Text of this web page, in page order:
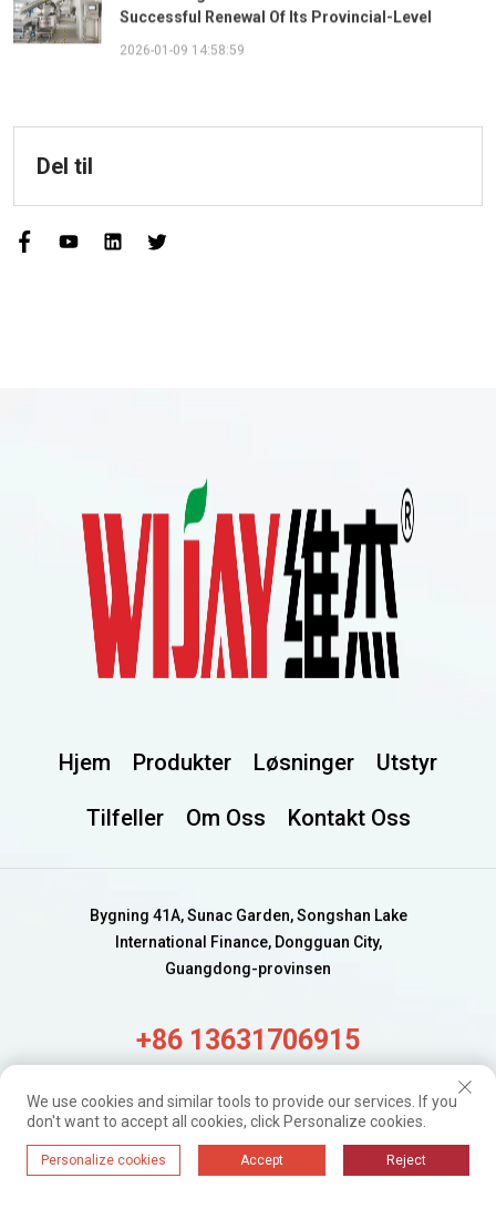
Successful Renewal Of Its Provincial-Level
Innovative" Enterprise Qualification!
2026-01-09 14:58:59
Del til
Hjem Produkter Løsninger Utstyr
Tilfeller Om Oss Kontakt Oss
Bygning 41A, Sunac Garden, Songshan Lake
International Finance, Dongguan City,
Guangdong-provinsen
+86 13631706915
Få ferske oppdateringer.
Bare abonner
We use cookies and similar tools to provide our services. If you
don't want to accept all cookies, click Personalize cookies.
Personalize cookies Accept Reject